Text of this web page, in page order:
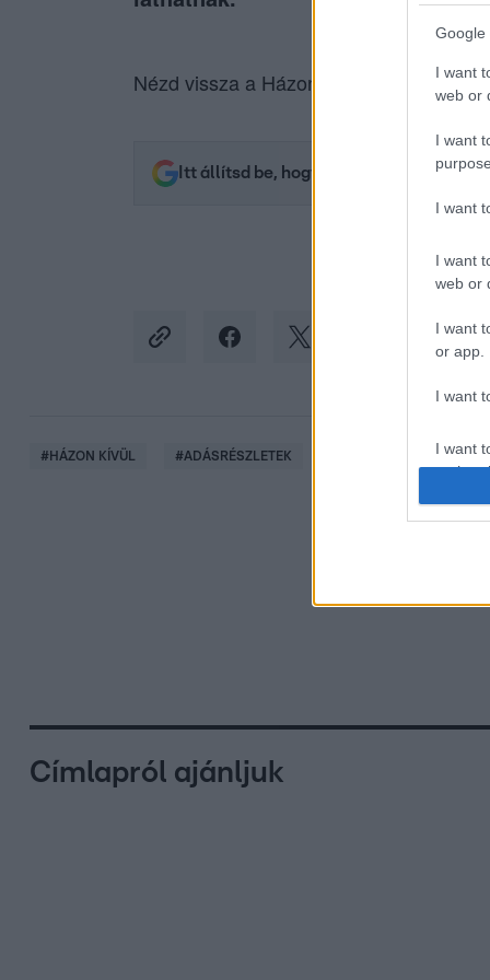
Google
I want
web or
I want
I want
I want
web or
I want
or app.
I want
I want
Nézd vissza a Házon kívül adásait az
Itt állítsd be, hogy az RTL.hu az elsők
#HÁZON KÍVÜL #ADÁSRÉSZLETEK #
Címlapról ajánljuk